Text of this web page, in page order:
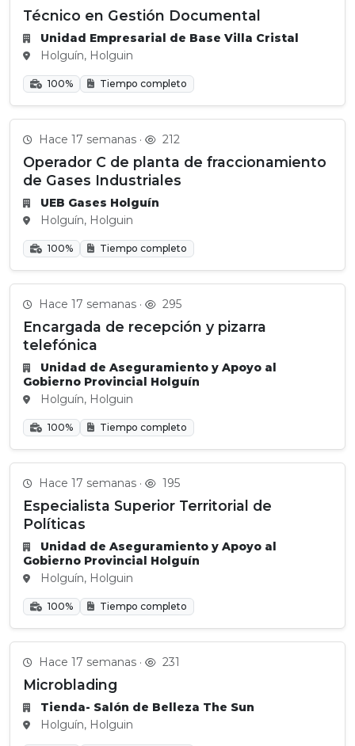
Técnico en Gestión Documental
Unidad Empresarial de Base Villa Cristal
Holguín, Holguin
100% Tiempo completo
Hace 17 semanas · 212
Operador C de planta de fraccionamiento
de Gases Industriales
UEB Gases Holguín
Holguín, Holguin
100% Tiempo completo
Hace 17 semanas · 295
Encargada de recepción y pizarra
telefónica
Unidad de Aseguramiento y Apoyo al
Gobierno Provincial Holguín
Holguín, Holguin
100% Tiempo completo
Hace 17 semanas · 195
Especialista Superior Territorial de
Políticas
Unidad de Aseguramiento y Apoyo al
Gobierno Provincial Holguín
Holguín, Holguin
100% Tiempo completo
Hace 17 semanas · 231
Microblading
Tienda- Salón de Belleza The Sun
Holguín, Holguin